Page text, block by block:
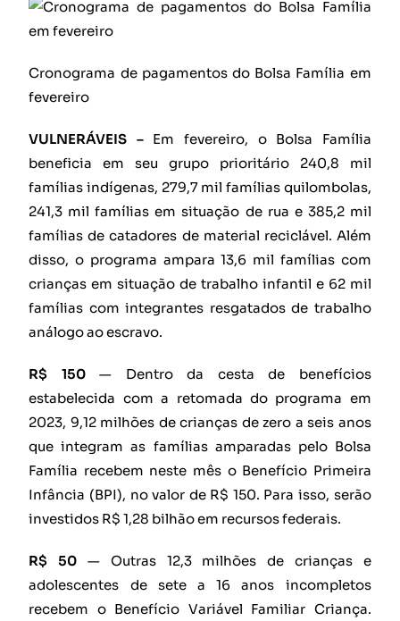
Cronograma de pagamentos do Bolsa Família em
fevereiro
VULNERÁVEIS – Em fevereiro, o Bolsa Família
beneficia em seu grupo prioritário 240,8 mil
famílias indígenas, 279,7 mil famílias quilombolas,
241,3 mil famílias em situação de rua e 385,2 mil
famílias de catadores de material reciclável. Além
disso, o programa ampara 13,6 mil famílias com
crianças em situação de trabalho infantil e 62 mil
famílias com integrantes resgatados de trabalho
análogo ao escravo.
R$ 150— Dentro da cesta de benefícios
estabelecida com a retomada do programa em
2023, 9,12 milhões de crianças de zero a seis anos
que integram as famílias amparadas pelo Bolsa
Família recebem neste mês o Benefício Primeira
Infância (BPI), no valor de R$ 150. Para isso, serão
investidos R$ 1,28 bilhão em recursos federais.
R$ 50 — Outras 12,3 milhões de crianças e
adolescentes de sete a 16 anos incompletos
recebem o Benefício Variável Familiar Criança.